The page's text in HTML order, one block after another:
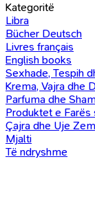
Kategoritë
Libra
Bücher Deutsch
Livres français
English books
Sexhade, Tespih
Krema, Vajra dhe
Parfuma dhe
Produktet e Farës
Çajra dhe Uje
Mjalti
Të ndryshme